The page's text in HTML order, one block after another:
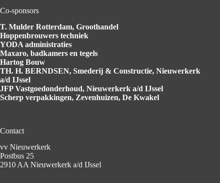
Co-sponsors
T. Mulder Rotterdam, Groothandel
Hoppenbrouwers techniek
YODA administraties
Maxaro, badkamers en tegels
Hartog Bouw
TH. H. BERNDSEN, Smederij & Constructie, Nieuwerkerk
a/d IJssel
JFP Vastgoedonderhoud, Nieuwerkerk a/d IJssel
Scherp verpakkingen, Zevenhuizen, De Kwakel
Contact
vv Nieuwerkerk
Postbus 25
2910 AA Nieuwerkerk a/d IJssel